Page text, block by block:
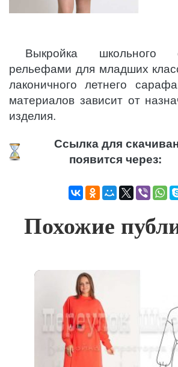
Выкройка
рельефами для младших
лаконичного летнего
материалов зависит от
изделия.
Ссылка для
появится через:
Похожие